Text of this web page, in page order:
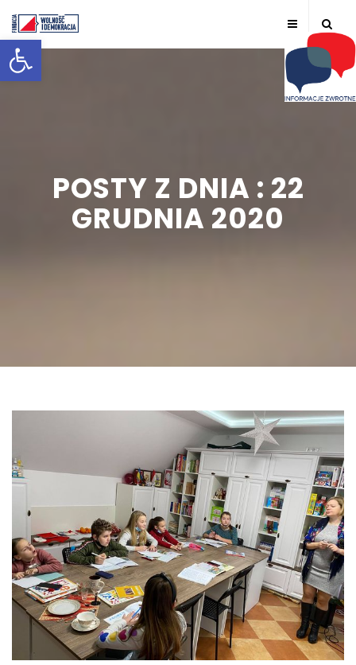
Otwórz pasek narzędzi
POSTY Z DNIA : 22
GRUDNIA 2020